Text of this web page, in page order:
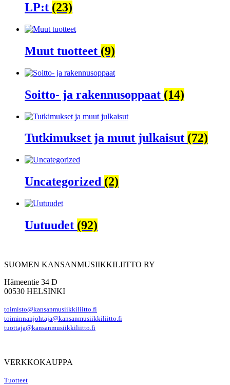
LP:t (23)
Muut tuotteet (9)
Soitto- ja rakennusoppaat (14)
Tutkimukset ja muut julkaisut (72)
Uncategorized (2)
Uutuudet (92)
SUOMEN KANSANMUSIIKKILIITTO RY
Hämeentie 34 D
00530 HELSINKI
toimisto@kansanmusiikkiliitto.fi
toiminnanjohtaja@kansanmusiikkiliitto.fi
tuottaja@kansanmusiikkiliitto.fi
VERKKOKAUPPA
Tuotteet